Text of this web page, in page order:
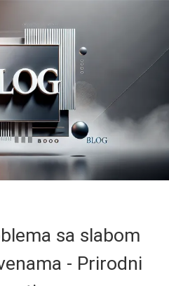
sa slabom
- Prirodni